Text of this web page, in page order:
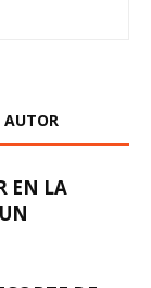
AUTOR
EN LA